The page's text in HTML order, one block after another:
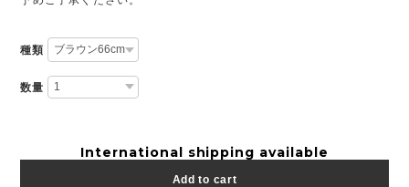
種類
数量
International shipping available
Add to cart